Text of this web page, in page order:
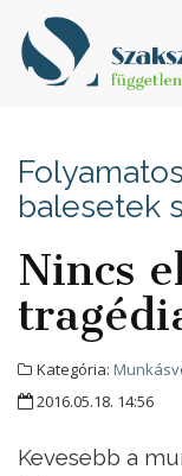
balesetek
Nincs
Kategória:
2016.05.18. 14:56
Kevesebb a